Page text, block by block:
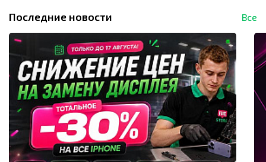
Последние новости Все